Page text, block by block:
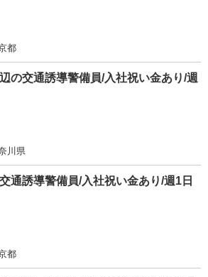
都
の交通誘導警備員/入社祝い金あり/週
川県
通誘導警備員/入社祝い金あり/週1日
都